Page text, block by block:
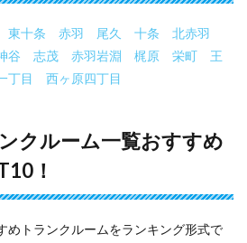
東十条 赤羽 尾久 十条
北赤羽
谷 志茂 赤羽岩淵 梶原 栄町
王
丁目 西ヶ原四丁目
クルーム一覧おすすめ
！
めトランクルームをランキング形式で